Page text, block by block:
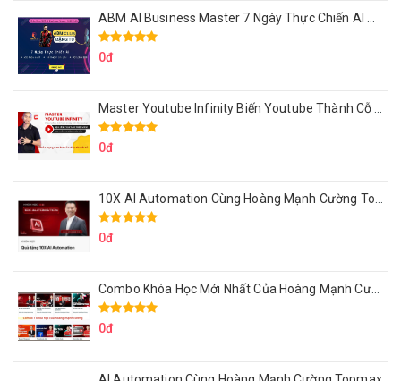
0đ
0đ
0đ
Combo Khóa Học Mới Nhất Của Hoàng Mạnh Cường
0đ